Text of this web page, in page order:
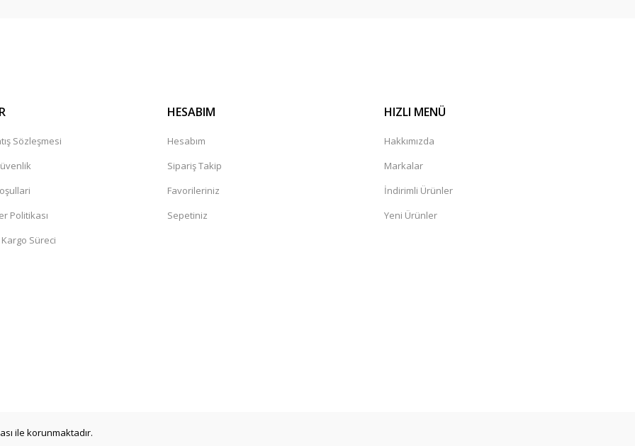
Sözleşmesi
Politikası
Süreci
HESABIM
Hesabım
Sipariş Takip
Favorileriniz
Sepetiniz
HIZLI MENÜ
Hakkımızda
Markalar
İndirimli Ürünler
Yeni Ürünler
ile korunmaktadır.